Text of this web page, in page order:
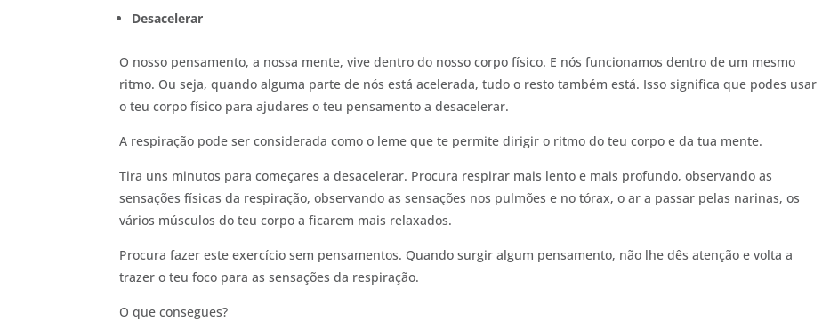
Desacelerar
O nosso pensamento, a nossa mente, vive dentro do nosso corpo físico. E nós funcionamos dentro de um mesmo
ritmo. Ou seja, quando alguma parte de nós está acelerada, tudo o resto também está. Isso significa que podes usar
o teu corpo físico para ajudares o teu pensamento a desacelerar.
A respiração pode ser considerada como o leme que te permite dirigir o ritmo do teu corpo e da tua mente.
Tira uns minutos para começares a desacelerar. Procura respirar mais lento e mais profundo, observando as
sensações físicas da respiração, observando as sensações nos pulmões e no tórax, o ar a passar pelas narinas, os
vários músculos do teu corpo a ficarem mais relaxados.
Procura fazer este exercício sem pensamentos. Quando surgir algum pensamento, não lhe dês atenção e volta a
trazer o teu foco para as sensações da respiração.
O que consegues?